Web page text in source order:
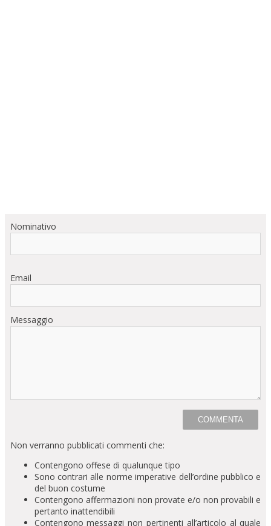
Nominativo
Email
Messaggio
Non verranno pubblicati commenti che:
Contengono offese di qualunque tipo
Sono contrari alle norme imperative dell’ordine pubblico e
del buon costume
Contengono affermazioni non provate e/o non provabili e
pertanto inattendibili
Contengono messaggi non pertinenti all’articolo al quale